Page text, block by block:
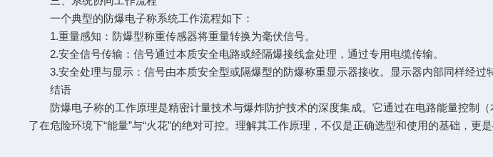
一个典型的防爆电子称系统工作流程如下：
1.重量感知：防爆型称重传感器将重量转换为毫伏信号。
2.安全信号传输：信号通过本质安全电路或经隔爆接线盒处理，通过专用电缆传输。
3.安全处理与显示：信号由本质安全型或隔爆型的防爆称重显示器接收。显示器内部同样经过
结语
防爆电子称的工作原理是精密计量技术与爆炸防护技术的深度集成。它通过在电路能量控制
了在危险环境下“能量”与“火花”的绝对可控。理解其工作原理，不仅是正确选型和使用的基础，更